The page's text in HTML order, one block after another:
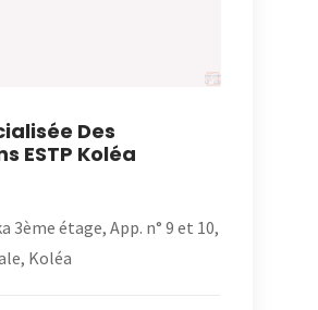
Des
ESTP Koléa
3ème étage, App. n° 9 et 10,
Koléa